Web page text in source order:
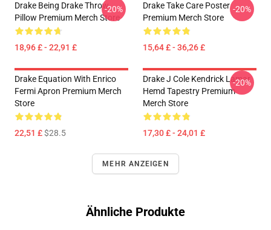
Drake Being Drake Throw
Pillow Premium Merch Store
18,96 £ - 22,91 £
-20%
Drake Take Care Poster
Premium Merch Store
15,64 £ - 36,26 £
-20%
Drake Equation With Enrico
Fermi Apron Premium Merch
Store
22,51 £$28.5
Drake J Cole Kendrick Lamar
Hemd Tapestry Premium
Merch Store
17,30 £ - 24,01 £
-20%
MEHR ANZEIGEN
Ähnliche Produkte